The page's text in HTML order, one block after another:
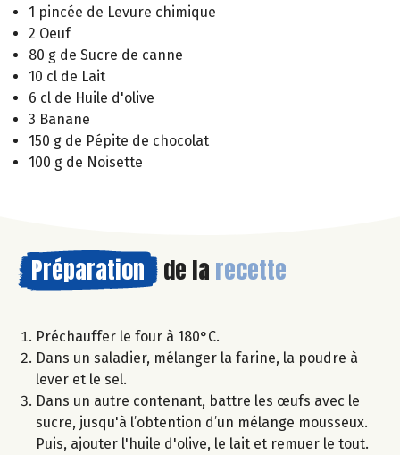
1 pincée de Levure chimique
2 Oeuf
80 g de Sucre de canne
10 cl de Lait
6 cl de Huile d'olive
3 Banane
150 g de Pépite de chocolat
100 g de Noisette
Préparation de la recette
Préchauffer le four à 180°C.
Dans un saladier, mélanger la farine, la poudre à
lever et le sel.
Dans un autre contenant, battre les œufs avec le
sucre, jusqu'à l’obtention d’un mélange mousseux.
Puis, ajouter l'huile d'olive, le lait et remuer le tout.